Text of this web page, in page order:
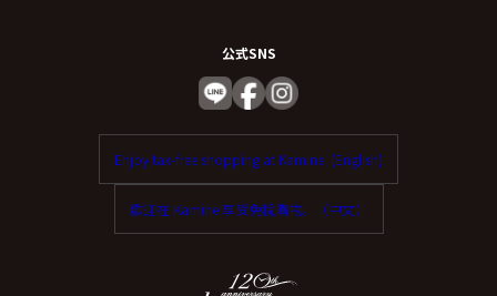
公式SNS
Enjoy tax-free shopping at Kamine. (English)
歡迎在 Kamine 享受免稅購物。（中文）